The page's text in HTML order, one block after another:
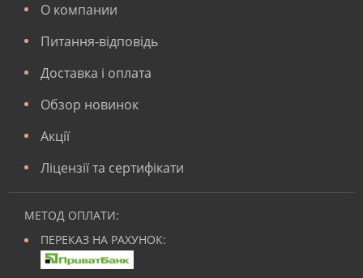
О компании
Питання-відповідь
Доставка і оплата
Обзор новинок
Акції
Ліцензії та сертифікати
МЕТОД ОПЛАТИ:
ПЕРЕКАЗ НА РАХУНОК: